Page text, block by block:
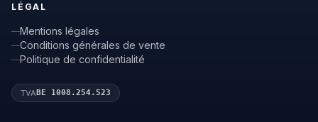
LÉGAL
Mentions légales
Conditions générales de vente
Politique de confidentialité
TVABE 1008.254.523